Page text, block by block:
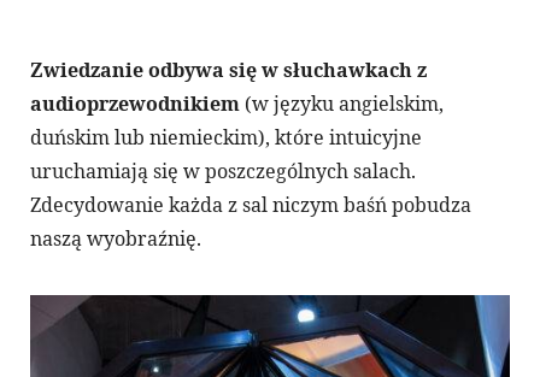
Zwiedzanie odbywa się w słuchawkach z
audioprzewodnikiem (w języku angielskim,
duńskim lub niemieckim), które intuicyjne
uruchamiają się w poszczególnych salach.
Zdecydowanie każda z sal niczym baśń pobudza
naszą wyobraźnię.